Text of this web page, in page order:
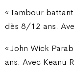
« Tambour
dès 8/12 ans.
« John Wick
ans. Avec Keanu